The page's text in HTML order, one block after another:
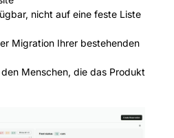
nicht auf eine feste Liste
Migration Ihrer bestehenden
Menschen, die das Produkt